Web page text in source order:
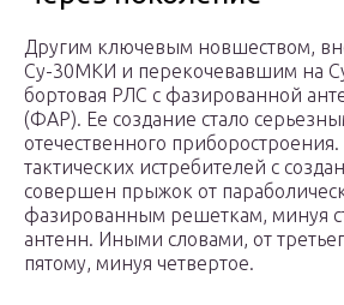
Другим ключевым новшеством,
Су-30МКИ и перекочевавшим на
бортовая РЛС с фазированной
(ФАР). Ее создание стало
отечественного приборостроения.
тактических истребителей с
совершен прыжок от
фазированным решеткам, минуя
антенн. Иными словами, от
пятому, минуя четвертое.